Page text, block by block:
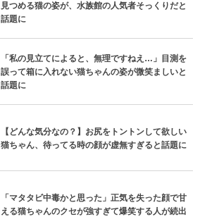
見つめる猫の姿が、水族館の人気者そっくりだと
話題に
「私の見立てによると、無理ですねえ…」目測を
誤って箱に入れない猫ちゃんの姿が微笑ましいと
話題に
【どんな気分なの？】お尻をトントンして欲しい
猫ちゃん、待ってる時の顔が虚無すぎると話題に
「マタタビ中毒かと思った」正気を失った顔で甘
える猫ちゃんのクセが強すぎて爆笑する人が続出